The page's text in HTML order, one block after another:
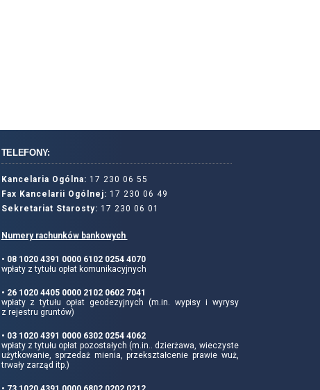
TELEFONY:
Kancelaria Ogólna: 17 230 06 55
Fax Kancelarii Ogólnej: 17 230 06 49
Sekretariat Starosty: 17 230 06 01
Numery rachunków bankowych
• 08 1020 4391 0000 6102 0254 4070
wpłaty z tytułu opłat komunikacyjnych
• 26 1020 4405 0000 2102 0602 7041
wpłaty z tytułu opłat geodezyjnych (m.in. wypisy i wyrysy
z rejestru gruntów)
• 03 1020 4391 0000 6302 0254 4062
wpłaty z tytułu opłat pozostałych (m.in.. dzierżawa, wieczyste
użytkowanie, sprzedaż mienia, przekształcenie prawie wuż,
trwały zarząd itp.)